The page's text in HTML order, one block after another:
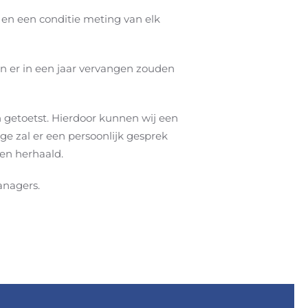
een conditie meting van elk
er in een jaar vervangen zouden
Hierdoor kunnen wij een
zal er een persoonlijk gesprek
herhaald.